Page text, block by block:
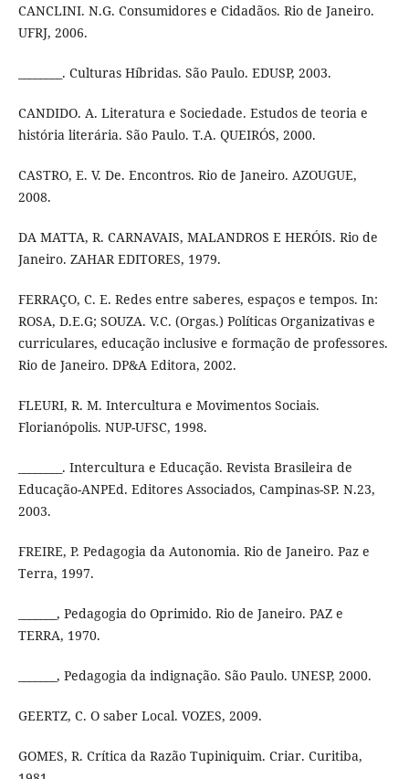
CANCLINI. N.G. Consumidores e Cidadãos. Rio de Janeiro.
UFRJ, 2006.
________. Culturas Híbridas. São Paulo. EDUSP, 2003.
CANDIDO. A. Literatura e Sociedade. Estudos de teoria e
história literária. São Paulo. T.A. QUEIRÓS, 2000.
CASTRO, E. V. De. Encontros. Rio de Janeiro. AZOUGUE,
2008.
DA MATTA, R. CARNAVAIS, MALANDROS E HERÓIS. Rio de
Janeiro. ZAHAR EDITORES, 1979.
FERRAÇO, C. E. Redes entre saberes, espaços e tempos. In:
ROSA, D.E.G; SOUZA. V.C. (Orgas.) Políticas Organizativas e
curriculares, educação inclusive e formação de professores.
Rio de Janeiro. DP&A Editora, 2002.
FLEURI, R. M. Intercultura e Movimentos Sociais.
Florianópolis. NUP-UFSC, 1998.
________. Intercultura e Educação. Revista Brasileira de
Educação-ANPEd. Editores Associados, Campinas-SP. N.23,
2003.
FREIRE, P. Pedagogia da Autonomia. Rio de Janeiro. Paz e
Terra, 1997.
_______, Pedagogia do Oprimido. Rio de Janeiro. PAZ e
TERRA, 1970.
_______, Pedagogia da indignação. São Paulo. UNESP, 2000.
GEERTZ, C. O saber Local. VOZES, 2009.
GOMES, R. Crítica da Razão Tupiniquim. Criar. Curitiba,